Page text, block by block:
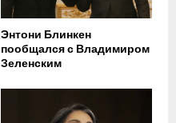
Энтони Блинкен
пообщался с Владимиром
Зеленским